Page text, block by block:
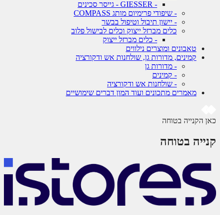
- שיפודי פרימיום מותג COMPASS
- יישון תיבול וטיפול בבשר
כלים מברזל ייצוק וכלים לבישול פלוב
- כלים מברזל ייצוק
טאבונים ומוצרים נילווים
קמינים, מדורות גן, שולחנות אש ודקורציה
- מדורות גן
- קמינים
- שולחנות אש ודקורציה
מאמרים מתכונים ועוד המון דברים שימושיים
הקנייה בטוחה
בטוחה